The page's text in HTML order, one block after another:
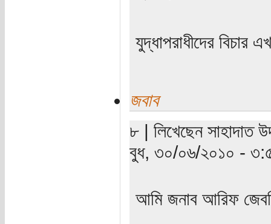
যুদ্ধাপরাধীদের
জবাব
৮ | লিখেছেন সাহাদাত
বুধ, ৩০/০৬/২০১০ -
আমি জনাব আরিফ